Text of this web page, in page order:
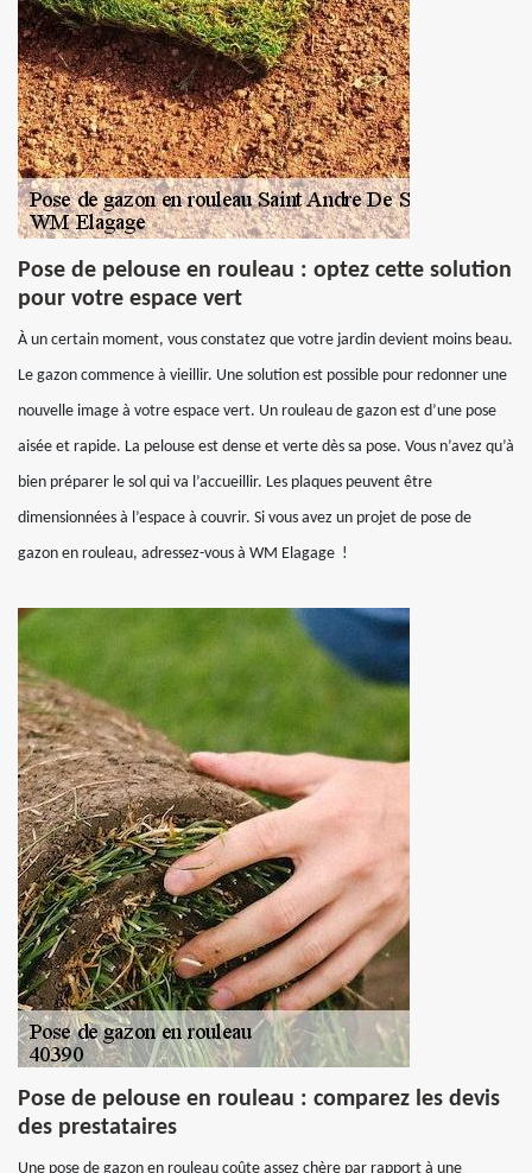
Pose de pelouse en rouleau : optez cette solution
pour votre espace vert
À un certain moment, vous constatez que votre jardin devient moins beau.
Le gazon commence à vieillir. Une solution est possible pour redonner une
nouvelle image à votre espace vert. Un rouleau de gazon est d’une pose
aisée et rapide. La pelouse est dense et verte dès sa pose. Vous n’avez qu’à
bien préparer le sol qui va l’accueillir. Les plaques peuvent être
dimensionnées à l’espace à couvrir. Si vous avez un projet de pose de
gazon en rouleau, adressez-vous à WM Elagage !
Pose de pelouse en rouleau : comparez les devis
des prestataires
Une pose de gazon en rouleau coûte assez chère par rapport à une